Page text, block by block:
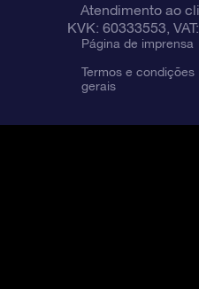
Atendimento ao
KVK: 60333553,
Página de imprensa
Termos e condições
gerais